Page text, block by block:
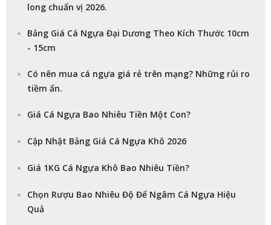
long chuẩn vị 2026.
Bảng Giá Cá Ngựa Đại Dương Theo Kích Thước 10cm
- 15cm
Có nên mua cá ngựa giá rẻ trên mạng? Những rủi ro
tiềm ẩn.
Giá Cá Ngựa Bao Nhiêu Tiền Một Con?
Cập Nhật Bảng Giá Cá Ngựa Khô 2026
Giá 1KG Cá Ngựa Khô Bao Nhiêu Tiền?
Chọn Rượu Bao Nhiêu Độ Để Ngâm Cá Ngựa Hiệu
Quả